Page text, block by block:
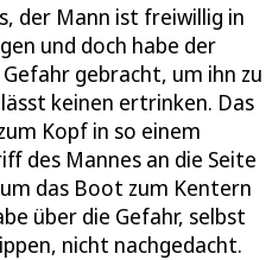
der Mann ist freiwillig in
und doch habe der
gebracht, um ihn zu
keinen ertrinken. Das
Kopf in so einem
des Mannes an die Seite
das Boot zum Kentern
über die Gefahr, selbst
nicht nachgedacht.